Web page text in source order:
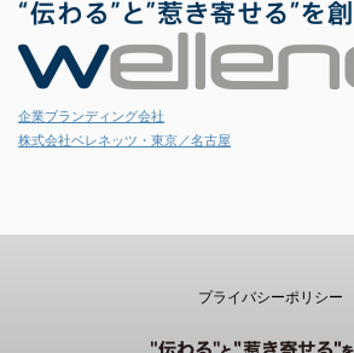
企業ブランディング会社
株式会社ベレネッツ・東京／名古屋
プライバシーポリシー